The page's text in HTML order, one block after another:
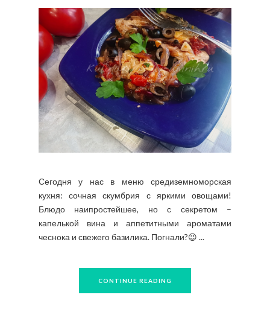
Сегодня у нас в меню средиземноморская
кухня: сочная скумбрия с яркими овощами!
Блюдо наипростейшее, но с секретом –
капелькой вина и аппетитными ароматами
чеснока и свежего базилика. Погнали?😉 ...
CONTINUE READING